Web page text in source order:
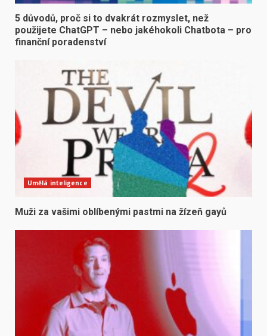
5 důvodů, proč si to dvakrát rozmyslet, než
použijete ChatGPT – nebo jakéhokoli Chatbota – pro
finanční poradenství
Umělá inteligence
Muži za vašimi oblíbenými pastmi na žízeň gayů